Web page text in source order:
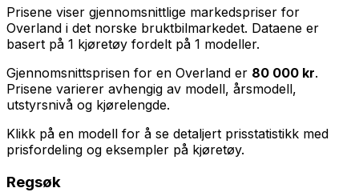
Prisene viser gjennomsnittlige markedspriser for
Overland i det norske bruktbilmarkedet. Dataene er
basert på 1 kjøretøy fordelt på 1 modeller.
Gjennomsnittsprisen for en Overland er 80 000 kr.
Prisene varierer avhengig av modell, årsmodell,
utstyrsnivå og kjørelengde.
Klikk på en modell for å se detaljert prisstatistikk med
prisfordeling og eksempler på kjøretøy.
Regsøk